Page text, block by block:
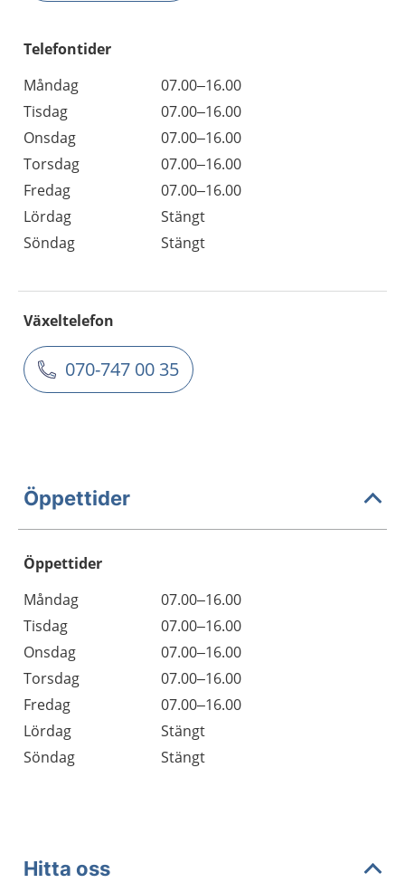
Telefontider
Måndag
07.00–16.00
Tisdag
07.00–16.00
Onsdag
07.00–16.00
Torsdag
07.00–16.00
Fredag
07.00–16.00
Lördag
Stängt
Söndag
Stängt
Växeltelefon
070-747 00 35
Öppettider
Öppettider
Dag
Öppettider
Kommentarer
Måndag
07.00–16.00
Tisdag
07.00–16.00
Onsdag
07.00–16.00
Torsdag
07.00–16.00
Fredag
07.00–16.00
Lördag
Stängt
Söndag
Stängt
Hitta oss